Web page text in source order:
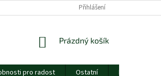
O NÁS
Přihlášení
NÁKUPNÍ
Prázdný košík
pro radost Ostatní
Dárkový